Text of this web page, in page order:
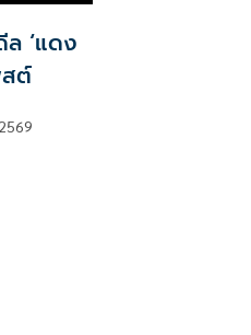
ล ‘แดง
สต์